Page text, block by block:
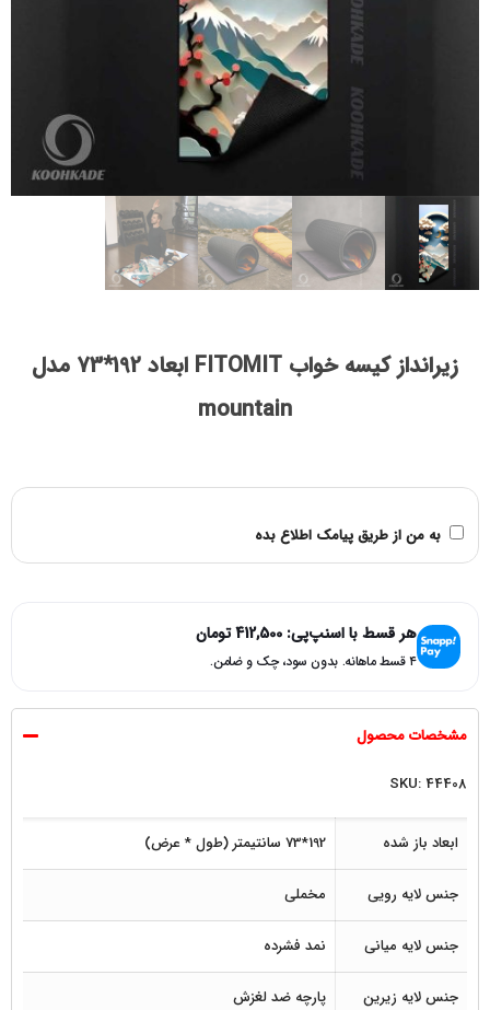
زیرانداز کیسه خواب FITOMIT ابعاد 192*73 مدل
mountain
به من از طریق پیامک اطلاع بده
هر قسط با اسنپ‌پی: 412,500تومان
۴ قسط ماهانه. بدون سود، چک و ضامن.
مشخصات محصول
SKU: 44408
ابعاد باز شده 192*73 سانتیمتر (طول * عرض)
جنس لایه رویی مخملی
جنس لایه میانی نمد فشرده
جنس لایه زیرین پارچه ضد لغزش